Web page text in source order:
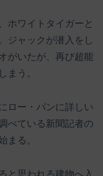
ホワイトタイガーと
ジャックが潜入をし
がいたが、再び超能
まう。
ロー・パンに詳しい
べている新聞記者の
まる。
と思われる建物へ入